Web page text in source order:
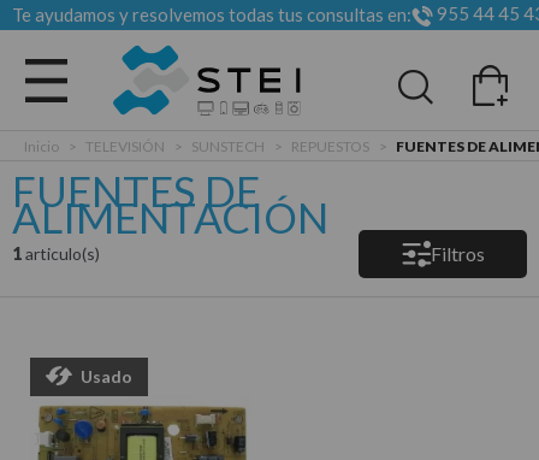
Te ayudamos y resolvemos todas tus consultas en: 955 44 45
Todas las categorias
Inicio > TELEVISIÓN > SUNSTECH > REPUESTOS > FUENTES DE
FUENTES DE
ALIMENTACIÓN
1articulo(s) Filtros
Usado